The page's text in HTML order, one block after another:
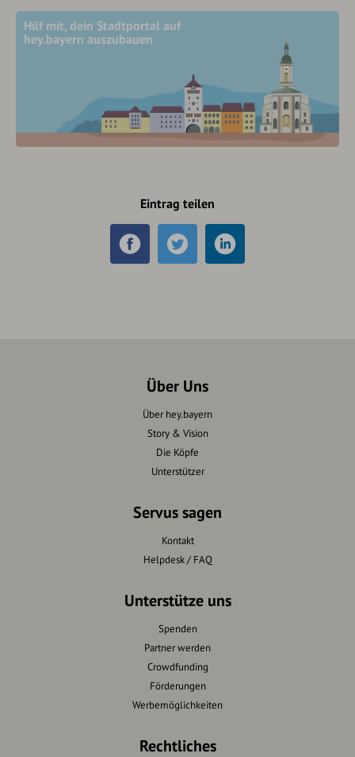
Hilf mit, dein Stadtportal auf
hey.bayern auszubauen
Eintrag teilen
Über Uns
Über hey.bayern
Story & Vision
Die Köpfe
Unterstützer
Servus sagen
Kontakt
Helpdesk / FAQ
Unterstütze uns
Spenden
Partner werden
Crowdfunding
Förderungen
Werbemöglichkeiten
Rechtliches